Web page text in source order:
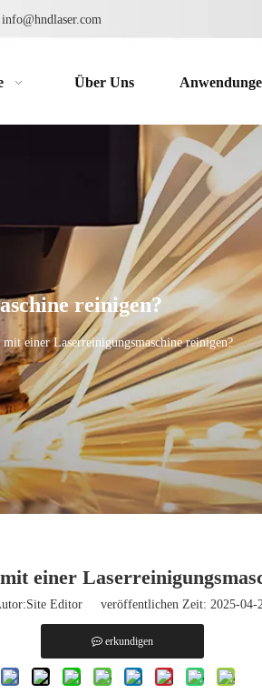
info@hndlaser.com
Über Uns
reinigen?
mit einer Laserreinigungsmaschine reinigen?
einer
Editor veröffentlichen Zeit: 2025-
erkundigen